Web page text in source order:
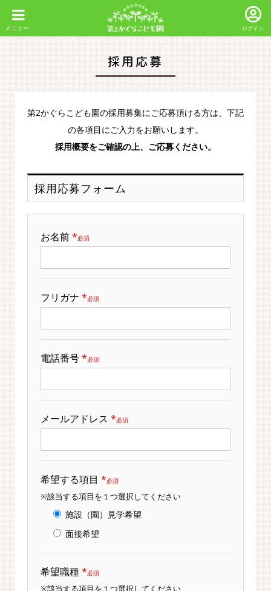
ログイン
採用応募
第2かぐらこども園の採用募集にご応募頂ける方は、下記
の各項目にご入力をお願いします。
採用概要をご確認の上、ご応募ください。
採用応募フォーム
お名前*必須
フリガナ *必須
電話番号*必須
メールアドレス *必須
希望する項目 *必須
※該当する項目を１つ選択してください
施設（園）見学希望
面接希望
希望職種*必須
※該当する項目を１つ選択してください